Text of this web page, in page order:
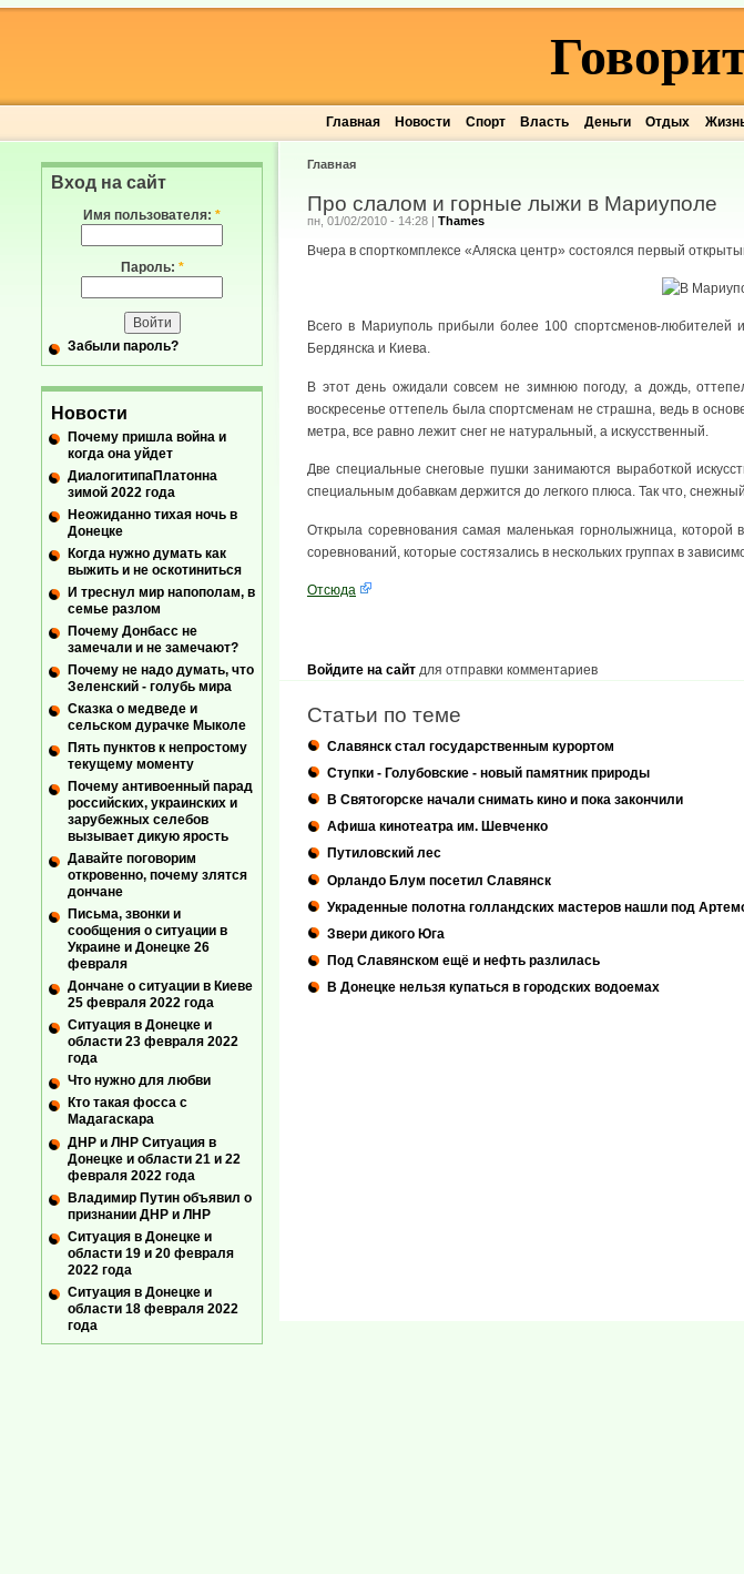
Главная Новости Спорт Власть Деньги Отдых
Главная
Про слалом и горные лыжи в Мариуполе
пн, 01/02/2010 - 14:28 | Thames
Вчера в спорткомплексе «Аляска центр» состоялся первый
Всего в Мариуполь прибыли более 100 спортсменов-любителей
Бердянска и Киева.
В этот день ожидали совсем не зимнюю погоду, а дождь,
воскресенье оттепель была спортсменам не страшна, ведь в
метра, все равно лежит снег не натуральный, а искусственный.
Две специальные снеговые пушки занимаются выработкой
специальным добавкам держится до легкого плюса. Так что,
Открыла соревнования самая маленькая горнолыжница,
соревнований, которые состязались в нескольких группах в
Отсюда
Войдите на сайт для отправки комментариев
Статьи по теме
Славянск стал государственным курортом
Ступки - Голубовские - новый памятник природы
В Святогорске начали снимать кино и пока закончили
Афиша кинотеатра им. Шевченко
Путиловский лес
Орландо Блум посетил Славянск
Украденные полотна голландских мастеров нашли под
Звери дикого Юга
Под Славянском ещё и нефть разлилась
В Донецке нельзя купаться в городских водоемах
Вход на сайт
Имя пользователя: *
Пароль: *
Забыли пароль?
Новости
Почему пришла война и
когда она уйдет
ДиалогитипаПлатонна
зимой 2022 года
Неожиданно тихая ночь в
Донецке
Когда нужно думать как
выжить и не оскотиниться
И треснул мир напополам, в
семье разлом
Почему Донбасс не
замечали и не замечают?
Почему не надо думать, что
Зеленский - голубь мира
Сказка о медведе и
сельском дурачке Мыколе
Пять пунктов к непростому
текущему моменту
Почему антивоенный парад
российских, украинских и
зарубежных селебов
вызывает дикую ярость
Давайте поговорим
откровенно, почему злятся
дончане
Письма, звонки и
сообщения о ситуации в
Украине и Донецке 26
февраля
Дончане о ситуации в Киеве
25 февраля 2022 года
Ситуация в Донецке и
области 23 февраля 2022
года
Что нужно для любви
Кто такая фосса с
Мадагаскара
ДНР и ЛНР Ситуация в
Донецке и области 21 и 22
февраля 2022 года
Владимир Путин объявил о
признании ДНР и ЛНР
Ситуация в Донецке и
области 19 и 20 февраля
2022 года
Ситуация в Донецке и
области 18 февраля 2022
года